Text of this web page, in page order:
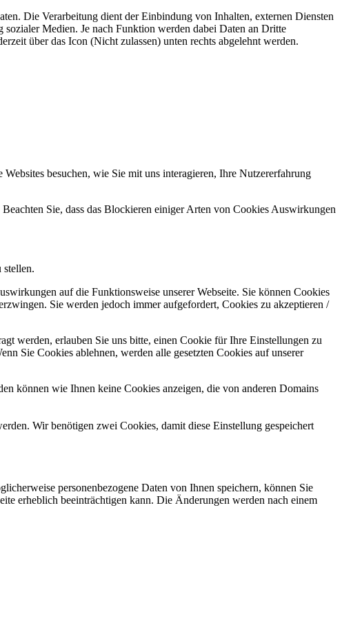
Die Verarbeitung dient der Einbindung von Inhalten, externen Diensten
Medien. Je nach Funktion werden dabei Daten an Dritte
über das Icon (Nicht zulassen) unten rechts abgelehnt werden.
besuchen, wie Sie mit uns interagieren, Ihre Nutzererfahrung
Sie, dass das Blockieren einiger Arten von Cookies Auswirkungen
stellen.
auf die Funktionsweise unserer Webseite. Sie können Cookies
Sie werden jedoch immer aufgefordert, Cookies zu akzeptieren /
werden, erlauben Sie uns bitte, einen Cookie für Ihre Einstellungen zu
Sie Cookies ablehnen, werden alle gesetzten Cookies auf unserer
können wie Ihnen keine Cookies anzeigen, die von anderen Domains
Wir benötigen zwei Cookies, damit diese Einstellung gespeichert
personenbezogene Daten von Ihnen speichern, können Sie
erheblich beeinträchtigen kann. Die Änderungen werden nach einem